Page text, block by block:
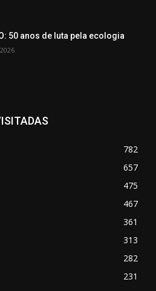
50 anos de luta pela ecologia
782
657
475
467
361
313
282
231